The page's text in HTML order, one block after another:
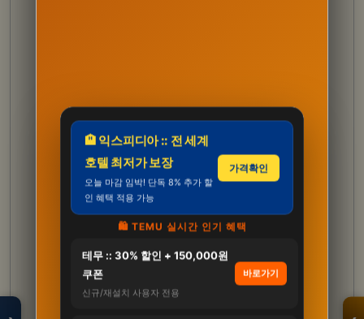
🏨 익스피디아 :: 전 세계
호텔 최저가 보장
오늘 마감 임박! 단독 8% 추가 할
인 혜택 적용 가능
가격확인
🛍️ TEMU 실시간 인기 혜택
테무 :: 30% 할인 + 150,000원
쿠폰
신규/재설치 사용자 전용
바로가기